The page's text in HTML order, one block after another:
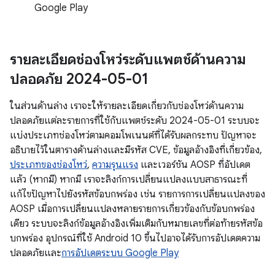
Google Play
รายละเอียดช่องโหว่ระดับแพตช์ด้านความ
ปลอดภัย 2024-05-01
ในส่วนด้านล่าง เราจะให้รายละเอียดเกี่ยวกับช่องโหว่ด้านความ
ปลอดภัยแต่ละรายการที่ใช้กับแพตช์ระดับ 2024-05-01 ระบบจะ
แบ่งประเภทช่องโหว่ตามคอมโพเนนต์ที่ได้รับผลกระทบ ปัญหาจะ
อธิบายไว้ในตารางด้านล่างและมีรหัส CVE, ข้อมูลอ้างอิงที่เกี่ยวข้อง,
ประเภทของช่องโหว่, ความรุนแรง และเวอร์ชัน AOSP ที่อัปเดต
แล้ว (หากมี) หากมี เราจะลิงก์การเปลี่ยนแปลงแบบสาธารณะที่
แก้ไขปัญหาไปยังรหัสข้อบกพร่อง เช่น รายการการเปลี่ยนแปลงของ
AOSP เมื่อการเปลี่ยนแปลงหลายรายการเกี่ยวข้องกับข้อบกพร่อง
เดียว ระบบจะลิงก์ข้อมูลอ้างอิงเพิ่มเติมกับหมายเลขที่ต่อท้ายรหัสข้อ
บกพร่อง อุปกรณ์ที่ใช้ Android 10 ขึ้นไปอาจได้รับการอัปเดตความ
ปลอดภัยและการอัปเดตระบบ Google Play